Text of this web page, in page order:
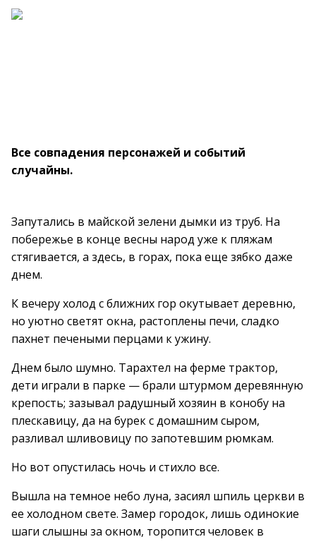
Все совпадения персонажей и событий
случайны.
Запутались в майской зелени дымки из труб. На
побережье в конце весны народ уже к пляжам
стягивается, а здесь, в горах, пока еще зябко даже
днем.
К вечеру холод с ближних гор окутывает деревню,
но уютно светят окна, растоплены печи, сладко
пахнет печеными перцами к ужину.
Днем было шумно. Тарахтел на ферме трактор,
дети играли в парке — брали штурмом деревянную
крепость; зазывал радушный хозяин в конобу на
плескавицу, да на бурек с домашним сыром,
разливал шливовицу по запотевшим рюмкам.
Но вот опустилась ночь и стихло все.
Вышла на темное небо луна, засиял шпиль церкви в
ее холодном свете. Замер городок, лишь одинокие
шаги слышны за окном, торопится человек в